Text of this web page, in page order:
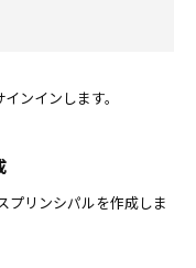
ンインします。
プリンシパルを作成しま